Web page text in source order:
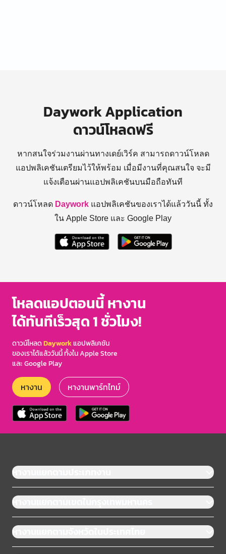
Daywork Application
ดาวน์โหลดฟรี
หากสนใจร่วมงานผ่านทางเดย์เวิร์ค สามารถดาวน์โหลด
แอปพลิเคชันเตรียมไว้ให้พร้อม เมื่อมีงานที่คุณสนใจ จะมี
แจ้งเตือนผ่านแอปพลิเคชันบนมือถือทันที
ดาวน์โหลด Daywork แอปพลิเคชันของเราได้แล้ววันนี้ ทั้ง
ใน Apple Store และ Google Play
โหลดแอปตอนนี้ หางาน
ได้ทันทีเร็วสุด 1 ชั่วโมง!
ดาวน์โหลดDayworkแอปพลิเคชัน
ของเราได้แล้ววันนี้ ทั้งใน Apple Store
และ Google Play
หางาน หางานพาร์ทไทม์
หางานแยกตามประเภทงาน
หางานแยกตามเขตในกรุงเทพมหานคร
หางานแยกตามจังหวัดในประเทศไทย